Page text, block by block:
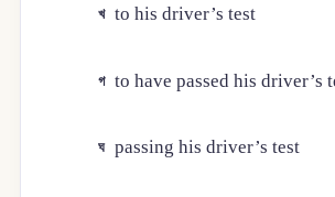
খ to his driver’s test
গ to have passed his driver’s
ঘ passing his driver’s test